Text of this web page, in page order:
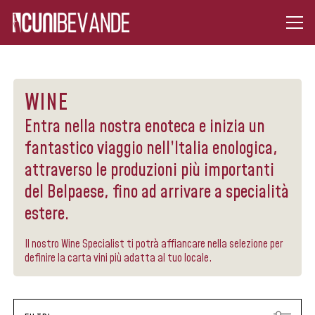
WINE
Entra nella nostra enoteca e inizia un
fantastico viaggio nell’Italia enologica,
attraverso le produzioni più importanti
del Belpaese, fino ad arrivare a specialità
estere.
Il nostro Wine Specialist ti potrà affiancare nella selezione per
definire la carta vini più adatta al tuo locale.